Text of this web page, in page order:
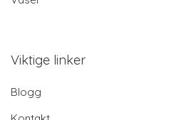
Viktige linker
Blogg